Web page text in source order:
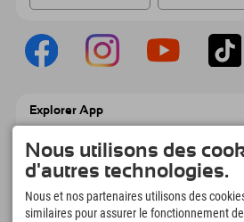
Explorer App
Explorer à emporter avec aperçu de vos
réservations, liste de choses à faire, aperçu
des restaurants et bien plus encore.
Téléchargez-le maintenant !
Nous utilisons des
d'autres technologies.
Nous et nos partenaires utilisons des
similaires pour assurer le fonctionnement